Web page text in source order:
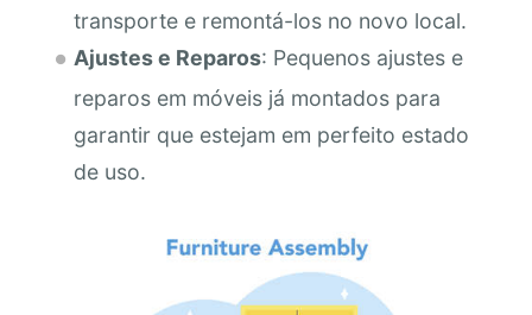
transporte e remontá-los no novo local.
Ajustes e Reparos: Pequenos ajustes e
reparos em móveis já montados para
garantir que estejam em perfeito estado
de uso.